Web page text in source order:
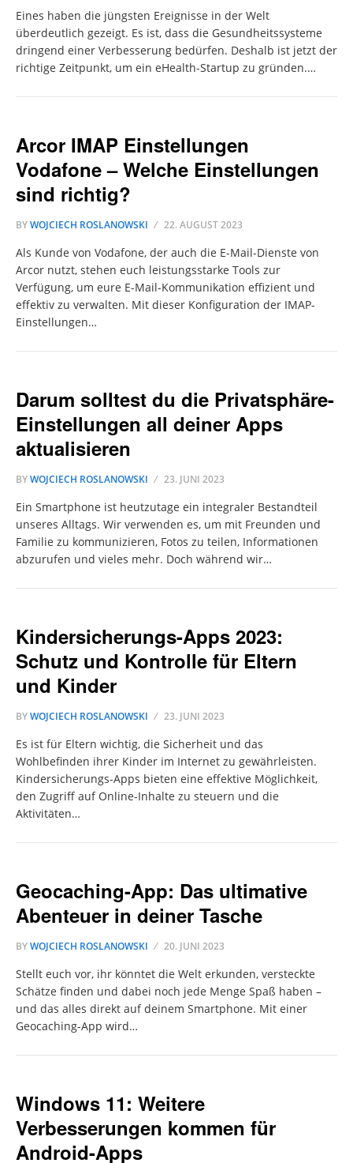
Eines haben die jüngsten Ereignisse in der Welt
überdeutlich gezeigt. Es ist, dass die Gesundheitssysteme
dringend einer Verbesserung bedürfen. Deshalb ist jetzt der
richtige Zeitpunkt, um ein eHealth-Startup zu gründen.…
Arcor IMAP Einstellungen
Vodafone – Welche Einstellungen
sind richtig?
BYWOJCIECH ROSLANOWSKI 22. AUGUST 2023
Als Kunde von Vodafone, der auch die E-Mail-Dienste von
Arcor nutzt, stehen euch leistungsstarke Tools zur
Verfügung, um eure E-Mail-Kommunikation effizient und
effektiv zu verwalten. Mit dieser Konfiguration der IMAP-
Einstellungen…
Darum solltest du die Privatsphäre-
Einstellungen all deiner Apps
aktualisieren
BYWOJCIECH ROSLANOWSKI 23. JUNI 2023
Ein Smartphone ist heutzutage ein integraler Bestandteil
unseres Alltags. Wir verwenden es, um mit Freunden und
Familie zu kommunizieren, Fotos zu teilen, Informationen
abzurufen und vieles mehr. Doch während wir…
Kindersicherungs-Apps 2023:
Schutz und Kontrolle für Eltern
und Kinder
BYWOJCIECH ROSLANOWSKI 23. JUNI 2023
Es ist für Eltern wichtig, die Sicherheit und das
Wohlbefinden ihrer Kinder im Internet zu gewährleisten.
Kindersicherungs-Apps bieten eine effektive Möglichkeit,
den Zugriff auf Online-Inhalte zu steuern und die
Aktivitäten…
Geocaching-App: Das ultimative
Abenteuer in deiner Tasche
BYWOJCIECH ROSLANOWSKI 20. JUNI 2023
Stellt euch vor, ihr könntet die Welt erkunden, versteckte
Schätze finden und dabei noch jede Menge Spaß haben –
und das alles direkt auf deinem Smartphone. Mit einer
Geocaching-App wird…
Windows 11: Weitere
Verbesserungen kommen für
Android-Apps